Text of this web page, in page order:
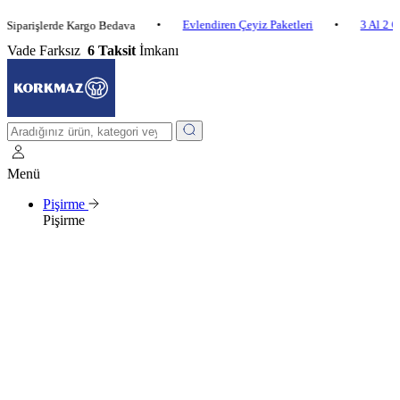
Kargo Bedava • Evlendiren Çeyiz Paketleri • 3 Al 2 Öde
Vade Farksız 6 Taksit İmkanı
Menü
Pişirme
Pişirme